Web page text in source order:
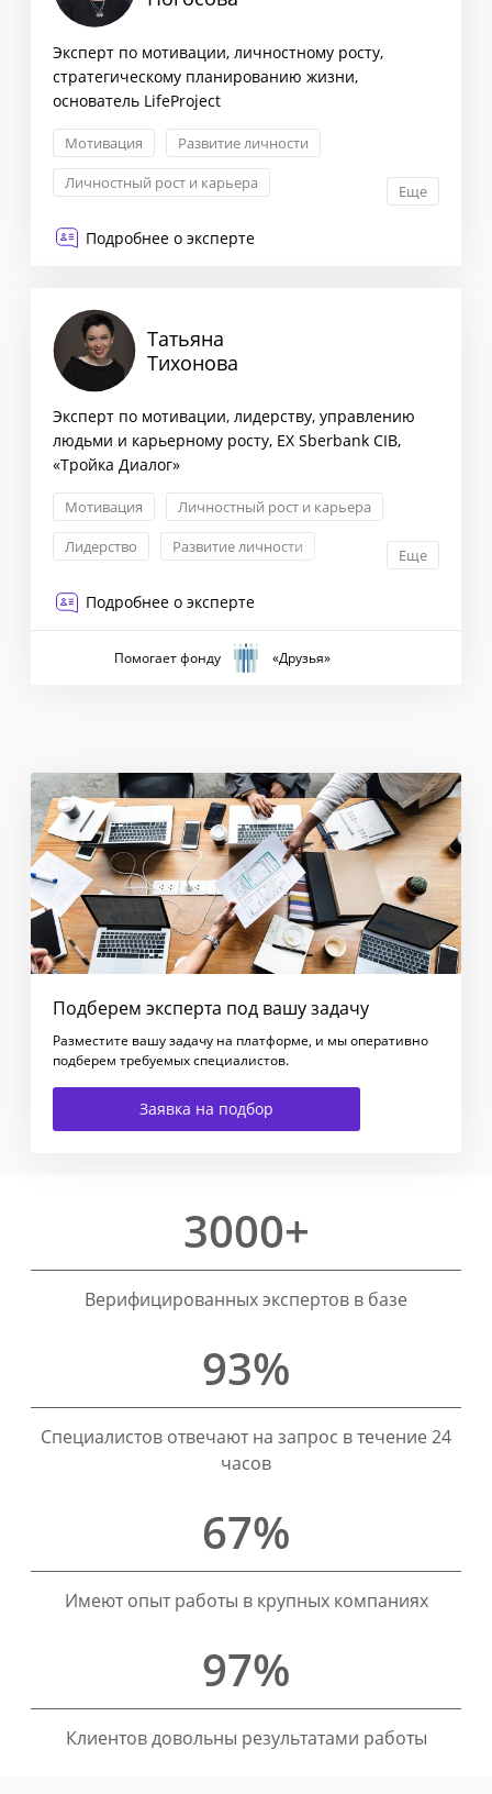
Эксперт по мотивации, личностному росту,
стратегическому планированию жизни,
основатель LifeProject
Мотивация
Развитие личности
Личностный рост и карьера
Еще
Подробнее о эксперте
Татьяна
Тихонова
Эксперт по мотивации, лидерству, управлению
людьми и карьерному росту, EX Sberbank CIB,
«Тройка Диалог»
Мотивация
Личностный рост и карьера
Лидерство
Развитие личности Еще
Подробнее о эксперте
Помогает фонду «Друзья»
Подберем эксперта под вашу задачу
Разместите вашу задачу на платформе, и мы оперативно
подберем требуемых специалистов.
Заявка на подбор
3000+
Верифицированных экспертов в базе
93%
Специалистов отвечают на запрос в течение 24
часов
67%
Имеют опыт работы в крупных компаниях
97%
Клиентов довольны результатами работы